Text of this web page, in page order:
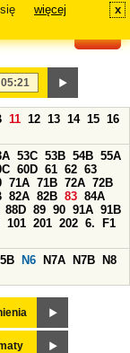
więcej x
11 12 13 14 15 16
53C 53B 54B 55A
60D 61 62 63
71A 71B 72A 72B
82A 82B 83 84A
88D 89 90 91A 91B
101 201 202 6.
F1
N6 N7A N7B
N8